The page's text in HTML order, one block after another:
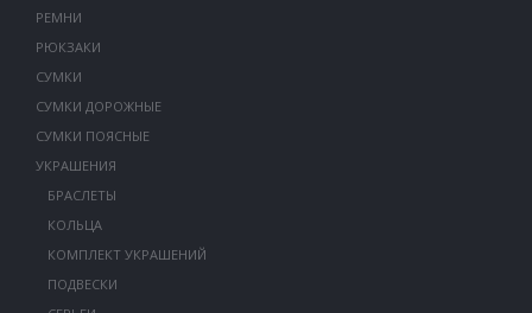
РЕМНИ
РЮКЗАКИ
СУМКИ
СУМКИ ДОРОЖНЫЕ
СУМКИ ПОЯСНЫЕ
УКРАШЕНИЯ
БРАСЛЕТЫ
КОЛЬЦА
КОМПЛЕКТ УКРАШЕНИЙ
ПОДВЕСКИ